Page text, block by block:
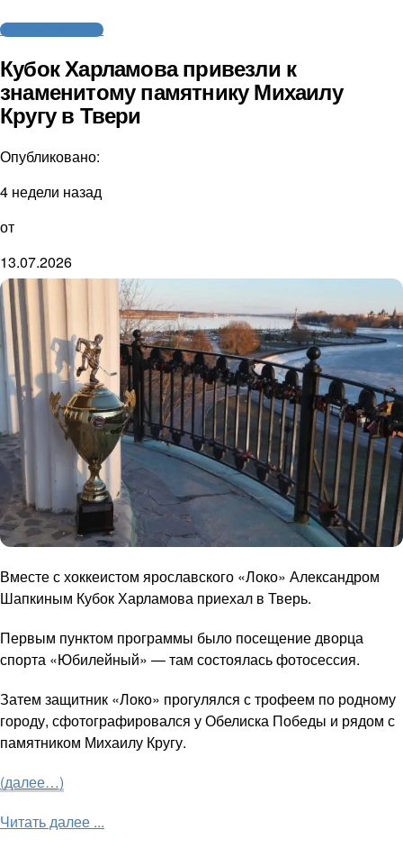
Молодежный хоккей
Кубок Харламова привезли к
знаменитому памятнику Михаилу
Кругу в Твери
Опубликовано:
4 недели назад
от
13.07.2026
Вместе с хоккеистом ярославского «Локо» Александром
Шапкиным Кубок Харламова приехал в Тверь.
Первым пунктом программы было посещение дворца
спорта «Юбилейный» — там состоялась фотосессия.
Затем защитник «Локо» прогулялся с трофеем по родному
городу, сфотографировался у Обелиска Победы и рядом с
памятником Михаилу Кругу.
(далее…)
Читать далее ...